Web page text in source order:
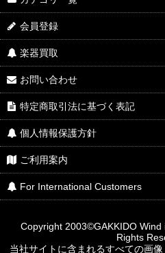
会員登録
楽器買取
お問い合わせ
特定商取引法に基づく表記
個人情報保護方針
ご利用案内
For International Customers
Copyright 2003©GAKKIDO
Rights
当社サイトに含まれるすべての画